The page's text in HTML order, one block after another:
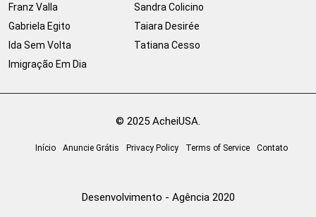
Franz Valla
Gabriela Egito
Ida Sem Volta
Imigração Em Dia
Sandra Colicino
Taiara Desirée
Tatiana Cesso
© 2025 AcheiUSA.
Início Anuncie Grátis Privacy Policy Terms of Service Contato
Desenvolvimento - Agência 2020